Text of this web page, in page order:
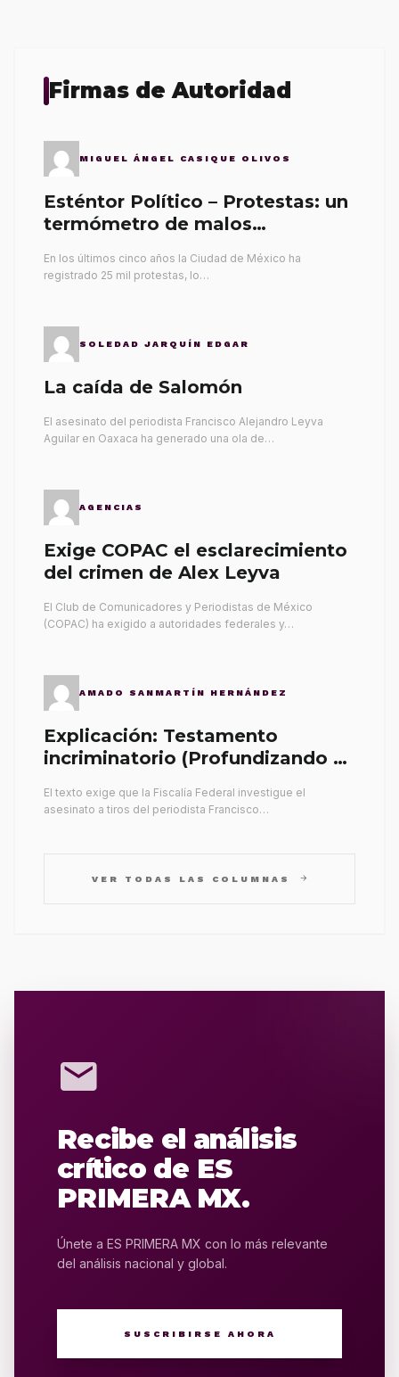
Firmas de Autoridad
MIGUEL ÁNGEL CASIQUE OLIVOS
Esténtor Político – Protestas: un
termómetro de malos
En los últimos cinco años la Ciudad de México ha
registrado 25 mil protestas, lo…
SOLEDAD JARQUÍN EDGAR
La caída de Salomón
El asesinato del periodista Francisco Alejandro Leyva
Aguilar en Oaxaca ha generado una ola de…
AGENCIAS
Exige COPAC el esclarecimiento
del crimen de Alex Leyva
El Club de Comunicadores y Periodistas de México
(COPAC) ha exigido a autoridades federales y…
AMADO SANMARTÍN HERNÁNDEZ
Explicación: Testamento
incriminatorio (Profundizando su
El texto exige que la Fiscalía Federal investigue el
asesinato a tiros del periodista Francisco…
VER TODAS LAS COLUMNAS arrow_forward
mail
Recibe el análisis
crítico de ES
PRIMERA MX.
Únete a ES PRIMERA MX con lo más relevante
del análisis nacional y global.
SUSCRIBIRSE AHORA